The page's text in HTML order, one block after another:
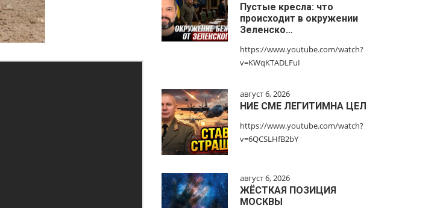
Пустые кресла: что
происходит в окружении
Зеленско…
https://www.youtube.com/watch?
v=KWqKTADLFuI
август 6, 2026
НИЕ СМЕ ЛЕГИТИМНА ЦЕЛ
https://www.youtube.com/watch?
v=6QCSLHfB2bY
август 6, 2026
ЖЁСТКАЯ ПОЗИЦИЯ
МОСКВЫ